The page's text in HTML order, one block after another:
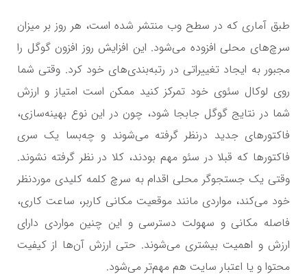
طبق آماری که در سطح وب منتشر شده است، هر روز بر میزان
سرچ‌های محلی افزوده می‌شود. این افزایش روز افزون گوگل را
مجبور به ایجاد تغییراتی در رتبه‌بندی‌های خود کرد. وقتی شما
روی لوکال سئوی خود تمرکز کنید ممکن است امتیاز و ارزش
شما در نتایج گوگل جابجا شود، چون در این نوع بهینه‌سازی،
فاکتورهای جدید درنظر گرفته می‌شوند و چه‌بسا یک سری
فاکتورها که قبلا در سئو مهم بودند، کلا در نظر گرفته نشوند.
وقتی یک جستجوگر محلی اقدام به سرچ کلمه کلیدی موردنظر
خود می‌کند، مواردی مانند موقعیت مکانی کاربر، ساعت کاری،
فاصله مکانی و سهولت دسترسی و این چنین مواردی دارای
ارزش و اهمیت بیشتری می‌‌شوند. حتی ارزش آن‌ها از کیفیت
محتوا و یا اعتبار سایت هم مهم‌تر می‌شود.